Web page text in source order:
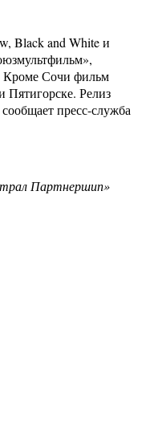
Black and White и
Кроме Сочи фильм
Пятигорске. Релиз
пресс-служба
Партнершип»